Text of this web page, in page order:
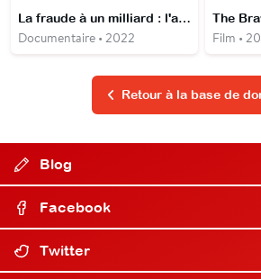
La fraude à un milliard : l'affaire Balsam AG : la chasse
Documentaire • 2022
The
Film •
Retour à la base de
Blog
Facebook
Twitter